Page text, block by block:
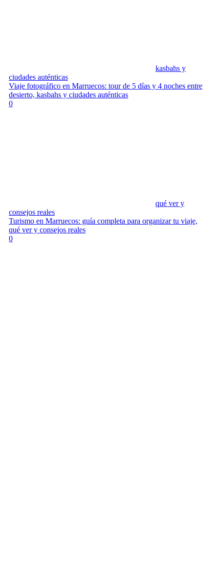
kasbahs y
ciudades auténticas
Viaje fotográfico en Marruecos: tour de 5 días y 4 noches entre
desierto, kasbahs y ciudades auténticas
0
qué ver y
consejos reales
Turismo en Marruecos: guía completa para organizar tu viaje,
qué ver y consejos reales
0